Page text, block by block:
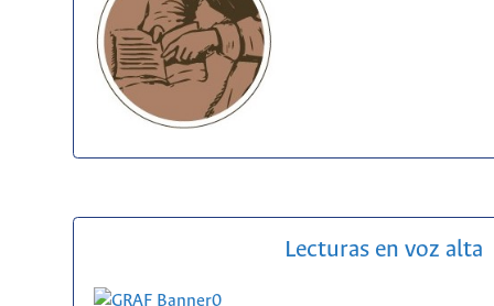
Lecturas en voz alta